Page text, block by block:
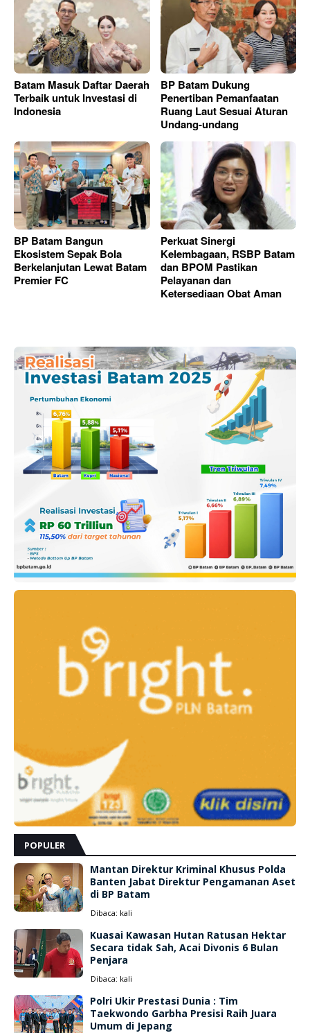
Batam Masuk Daftar Daerah
Terbaik untuk Investasi di
Indonesia
BP Batam Dukung
Penertiban Pemanfaatan
Ruang Laut Sesuai Aturan
Undang-undang
BP Batam Bangun
Ekosistem Sepak Bola
Berkelanjutan Lewat Batam
Premier FC
Perkuat Sinergi
Kelembagaan, RSBP Batam
dan BPOM Pastikan
Pelayanan dan
Ketersediaan Obat Aman
POPULER
Mantan Direktur Kriminal Khusus Polda
Banten Jabat Direktur Pengamanan Aset
di BP Batam
Dibaca: kali
Kuasai Kawasan Hutan Ratusan Hektar
Secara tidak Sah, Acai Divonis 6 Bulan
Penjara
Dibaca: kali
Polri Ukir Prestasi Dunia : Tim
Taekwondo Garbha Presisi Raih Juara
Umum di Jepang